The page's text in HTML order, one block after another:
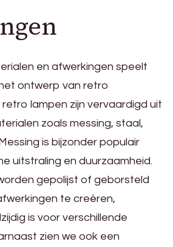
en afwerkingen speelt
ontwerp van retro
retro lampen zijn vervaardigd uit
zoals messing, staal,
is bijzonder populair
uitstraling en duurzaamheid.
gepolijst of geborsteld
te creëren,
is voor verschillende
zien we ook een